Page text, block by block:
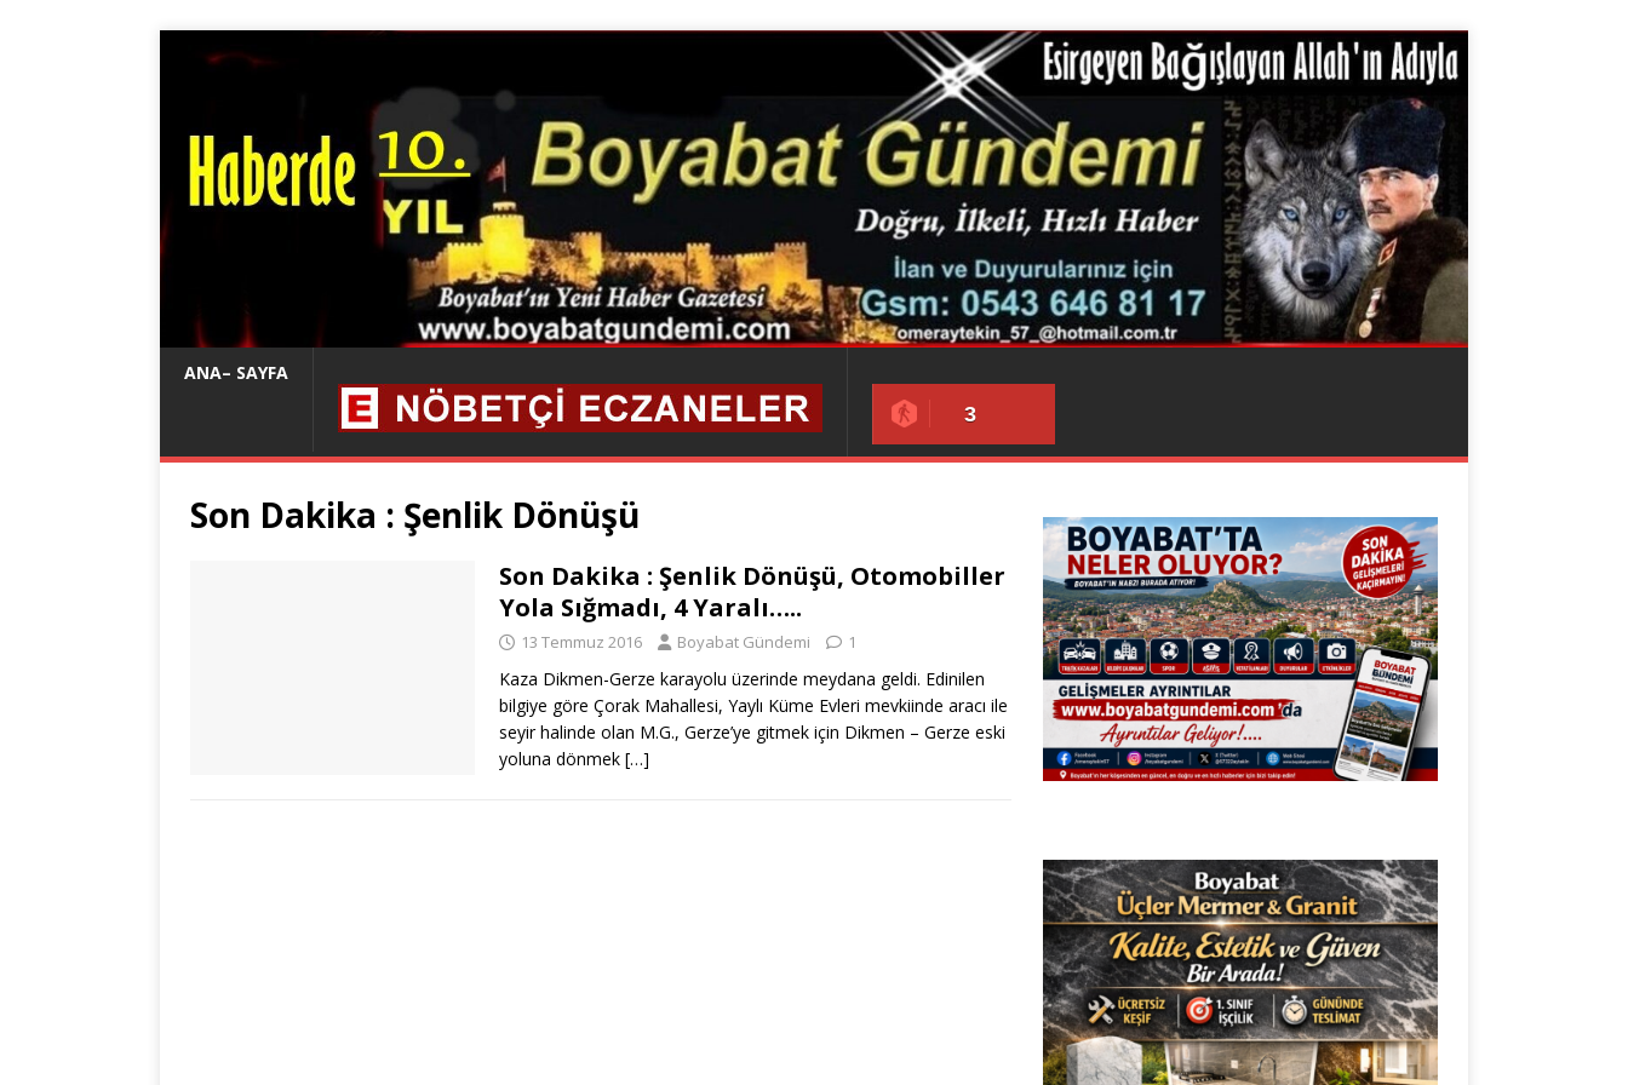
ANA– SAYFA
3
Son Dakika : Şenlik Dönüşü
Son Dakika : Şenlik Dönüşü, Otomobiller
Yola Sığmadı, 4 Yaralı…..
13 Temmuz 2016 Boyabat Gündemi 1
Kaza Dikmen-Gerze karayolu üzerinde meydana geldi. Edinilen
bilgiye göre Çorak Mahallesi, Yaylı Küme Evleri mevkiinde aracı ile
seyir halinde olan M.G., Gerze’ye gitmek için Dikmen – Gerze eski
yoluna dönmek […]